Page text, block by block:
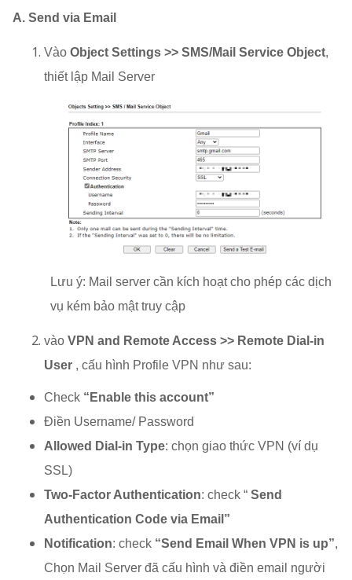
A. Send via Email
Vào Object Settings >> SMS/Mail Service Object,
thiết lập Mail Server
Lưu ý: Mail server cần kích hoạt cho phép các dịch
vụ kém bảo mật truy cập
vào VPN and Remote Access >> Remote Dial-in
User , cấu hình Profile VPN như sau:
Check “Enable this account”
Điền Username/ Password
Allowed Dial-in Type: chọn giao thức VPN (ví dụ
SSL)
Two-Factor Authentication: check “ Send
Authentication Code via Email”
Notification: check “Send Email When VPN is up”,
Chọn Mail Server đã cấu hình và điền email người